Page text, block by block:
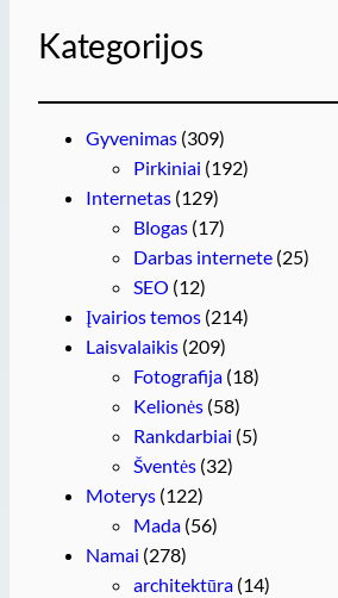
Kategorijos
Gyvenimas (309)
Pirkiniai (192)
Internetas (129)
Blogas (17)
Darbas internete (25)
SEO (12)
Įvairios temos (214)
Laisvalaikis (209)
Fotografija (18)
Kelionės (58)
Rankdarbiai (5)
Šventės (32)
Moterys (122)
Mada (56)
Namai (278)
architektūra (14)